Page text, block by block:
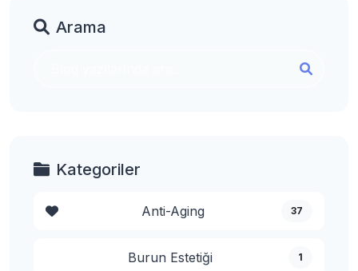
Arama
Kategoriler
Anti-Aging 37
Burun Estetiği 1